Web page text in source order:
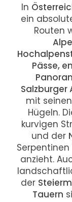
In
ein
Routen
Pässe,
Salzburger
mit
Hügeln.
kurvigen
und der
anzieht.
der
Tauern